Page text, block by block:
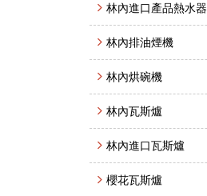
林內進口產品熱水器
林內排油煙機
林內烘碗機
林內瓦斯爐
林內進口瓦斯爐
櫻花瓦斯爐